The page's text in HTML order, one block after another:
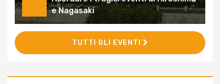
e Nagasaki
TUTTI GLI EVENTI